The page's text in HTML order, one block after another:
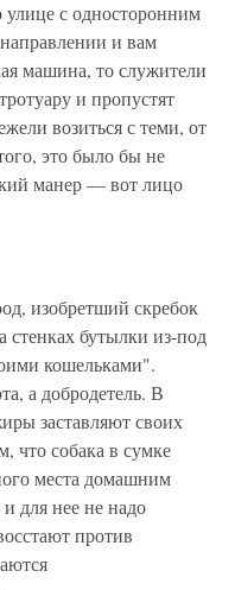
улице с односторонним
и вам
машина, то служители
и пропустят
возиться с теми, от
это было бы не
манер — вот лицо
изобретший скребок
стенках бутылки из-под
кошельками".
а добродетель. В
заставляют своих
что собака в сумке
места домашним
для нее не надо
против